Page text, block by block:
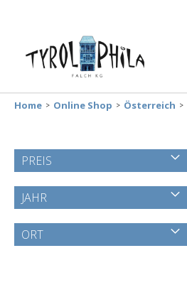
Home Online Shop Österreich
PREIS
JAHR
ORT